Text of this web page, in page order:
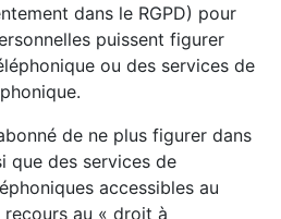
dans le RGPD) pour
puissent figurer
ou des services de
de ne plus figurer dans
que des services de
accessibles au
au « droit à